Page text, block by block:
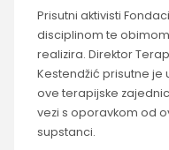
Prisutni aktivisti
disciplinom te obimom
realizira. Direktor
Kestendžić prisutne je
ove terapijske
vezi s oporavkom od
supstanci.